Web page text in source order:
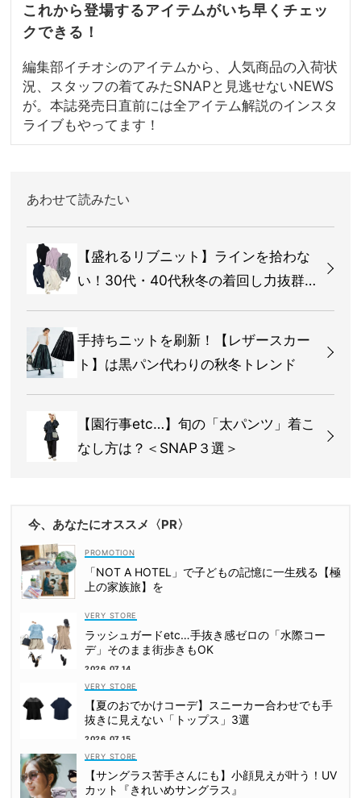
これから登場するアイテムがいち早くチェッ
クできる！
編集部イチオシのアイテムから、人気商品の入荷状
況、スタッフの着てみたSNAPと見逃せないNEWS
が。本誌発売日直前には全アイテム解説のインスタ
ライブもやってます！
あわせて読みたい
【盛れるリブニット】ラインを拾わな
い！30代・40代秋冬の着回し力抜群ト
手持ちニットを刷新！【レザースカー
ト】は黒パン代わりの秋冬トレンド
【園行事etc…】旬の「太パンツ」着こ
なし方は？＜SNAP３選＞
今、あなたにオススメ〈PR〉
「NOT A HOTEL」で子どもの記憶に一生残る【極
上の家族旅】を
VERY STORE
ラッシュガードetc…手抜き感ゼロの「水際コー
デ」そのまま街歩きもOK
2026.07.14
VERY STORE
【夏のおでかけコーデ】スニーカー合わせでも手
抜きに見えない「トップス」3選
2026.07.15
VERY STORE
【サングラス苦手さんにも】小顔見えが叶う！UV
カット『きれいめサングラス』